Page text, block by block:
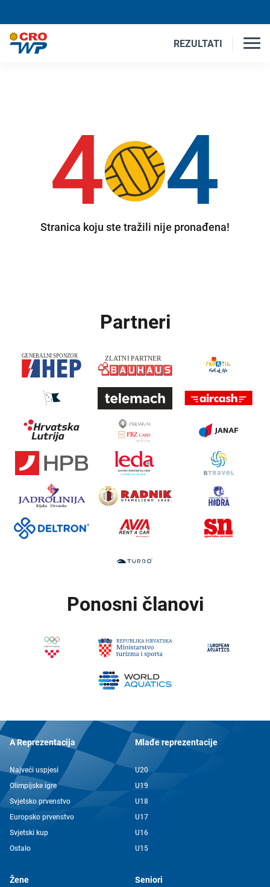
REZULTATI
4 4
Stranica koju ste tražili nije pronađena!
Partneri
Ponosni članovi
A Reprezentacija
Najveći uspjesi
Olimpijske igre
Svjetsko prvenstvo
Europsko prvenstvo
Svjetski kup
Ostalo
Mlađe reprezentacije
U20
U19
U18
U17
U16
U15
Žene Seniori